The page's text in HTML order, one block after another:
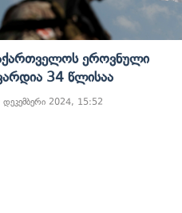
Ეროვნული
34 Წლისაა
დეკემბერი 2024, 15:52